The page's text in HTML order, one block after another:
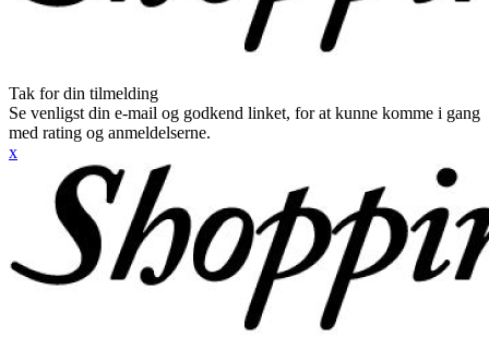
Tak for din tilmelding
Se venligst din e-mail og godkend linket, for at kunne komme i gang
med rating og anmeldelserne.
x